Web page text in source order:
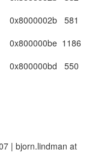
0x8000002b   581
0x800000be  1186
0x800000bd   550